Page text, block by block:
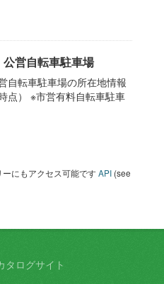
営自転車駐車場
自転車駐車場の所在地情報
点） ※市営有料自転車駐車
にもアクセス可能ですAPI (see
タログサイト